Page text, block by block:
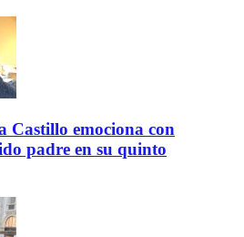
Castillo emociona con
padre en su quinto